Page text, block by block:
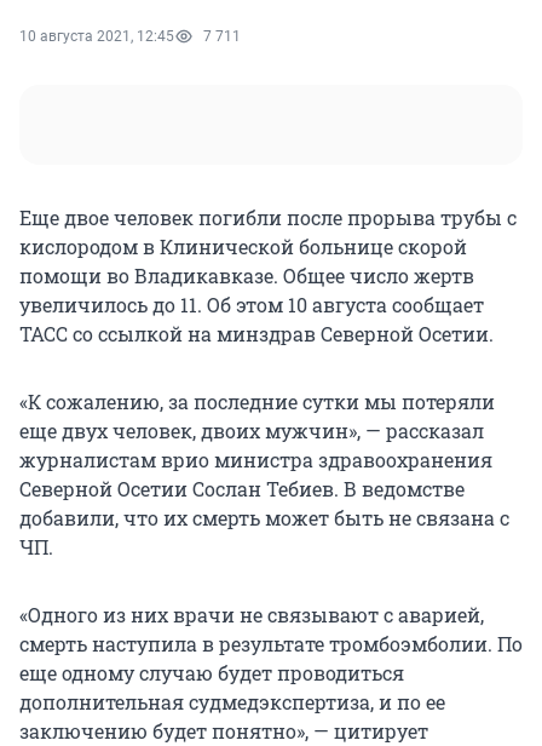
10 августа 2021, 12:45 7 711
Еще двое человек погибли после прорыва трубы с
кислородом в Клинической больнице скорой
помощи во Владикавказе. Общее число жертв
увеличилось до 11. Об этом 10 августа сообщает
ТАСС со ссылкой на минздрав Северной Осетии.
«К сожалению, за последние сутки мы потеряли
еще двух человек, двоих мужчин», — рассказал
журналистам врио министра здравоохранения
Северной Осетии Сослан Тебиев. В ведомстве
добавили, что их смерть может быть не связана с
ЧП.
«Одного из них врачи не связывают с аварией,
смерть наступила в результате тромбоэмболии. По
еще одному случаю будет проводиться
дополнительная судмедэкспертиза, и по ее
заключению будет понятно», — цитирует